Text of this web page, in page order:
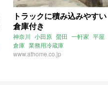
トラックに積み込みやすい
倉庫付き
神奈川 小田原 螢田 一軒家 平屋
倉庫 業務用冷蔵庫
www.athome.co.jp